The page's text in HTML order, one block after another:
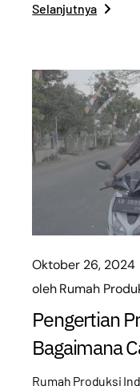
Selanjutnya
Oktober 26, 2024
olehRumah
Pengertian
Bagaimana
Rumah Produksi